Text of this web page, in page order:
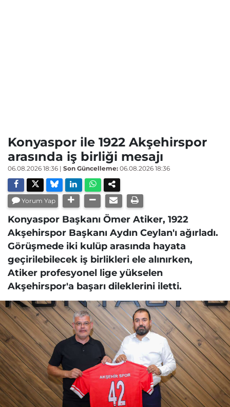
Konyaspor ile 1922 Akşehirspor
arasında iş birliği mesajı
06.08.2026 18:36 | Son Güncelleme: 06.08.2026 18:36
Yorum Yap
Konyaspor Başkanı Ömer Atiker, 1922
Akşehirspor Başkanı Aydın Ceylan'ı ağırladı.
Görüşmede iki kulüp arasında hayata
geçirilebilecek iş birlikleri ele alınırken,
Atiker profesyonel lige yükselen
Akşehirspor'a başarı dileklerini iletti.